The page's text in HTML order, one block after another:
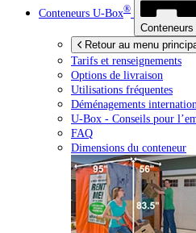
Conteneurs U-Box®
Conteneurs
Retour au menu
Tarifs et renseignements
Options de livraison
Utilisations fréquentes
Déménagements
U-Box - Conseils pour
FAQ
Dimensions du conteneur